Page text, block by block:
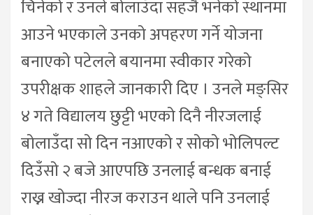
चिनेको र उनले बोलाउँदा सहजै भनेको स्थानमा
आउने भएकाले उनको अपहरण गर्ने योजना
बनाएको पटेलले बयानमा स्वीकार गरेको
उपरीक्षक शाहले जानकारी दिए । उनले मङ्सिर
४ गते विद्यालय छुट्टी भएको दिनै नीरजलाई
बोलाउँदा सो दिन नआएको र सोको भोलिपल्ट
दिउँसो २ बजे आएपछि उनलाई बन्धक बनाई
राख्न खोज्दा नीरज कराउन थाले पनि उनलाई